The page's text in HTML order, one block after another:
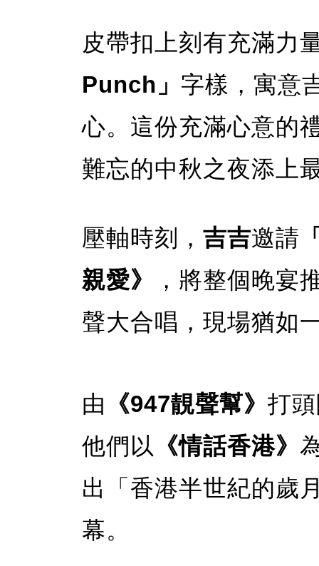
皮帶扣上刻有充滿力
Punch」 字樣，寓意
心。這份充滿心意的
難忘的中秋之夜添上
壓軸時刻， 吉吉邀請
親愛》
，將整個晚宴
聲大合唱，現場猶如
由 《947靚聲幫》 打
他們以 《情話香港》
出「香港半世紀的歲
幕。